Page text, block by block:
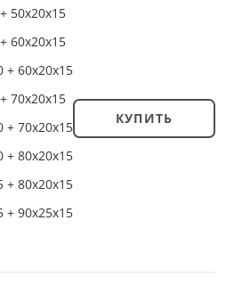
50х20х15
60х20х15
+ 60х20х15
70х20х15
+ 70х20х15
+ 80х20х15
+ 80х20х15
+ 90х25х15
Количество
КУПИТЬ